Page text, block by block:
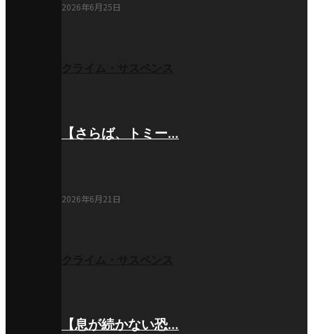
2026年6月25日
【さらば、トミー…
2026年6月21日
【息が続かない恐…